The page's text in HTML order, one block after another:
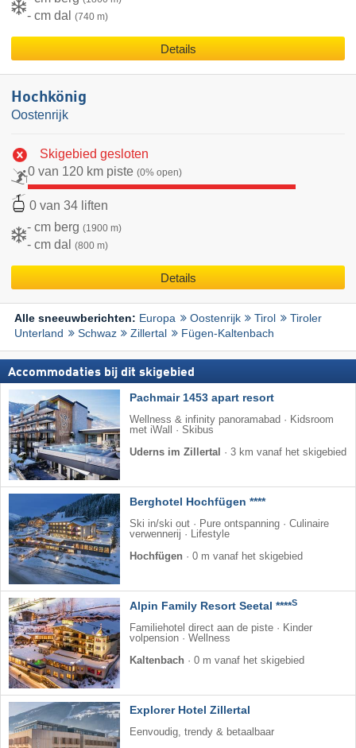
- cm dal (740 m)
Details
Hochkönig
Oostenrijk
Skigebied gesloten
0 van 120 km piste (0% open)
0 van 34 liften
- cm berg (1900 m)
- cm dal (800 m)
Details
Alle sneeuwberichten: Europa Oostenrijk Tirol
Tiroler
Unterland
Schwaz Zillertal Fügen-Kaltenbach
Accommodaties bij dit skigebied
Pachmair 1453 apart resort
Wellness & infinity panoramabad · Kidsroom
met iWall · Skibus
Uderns im Zillertal · 3 km vanaf het skigebied
Berghotel Hochfügen ****
Ski in/ski out · Pure ontspanning · Culinaire
verwennerij · Lifestyle
Hochfügen · 0 m vanaf het skigebied
Alpin Family Resort Seetal ****S
Familiehotel direct aan de piste · Kinder
volpension · Wellness
Kaltenbach · 0 m vanaf het skigebied
Explorer Hotel Zillertal
Eenvoudig, trendy & betaalbaar